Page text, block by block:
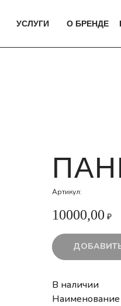
УСЛУГИ О БРЕНДЕ
Артикул:
10000,00 ₽
В наличии
Наименование